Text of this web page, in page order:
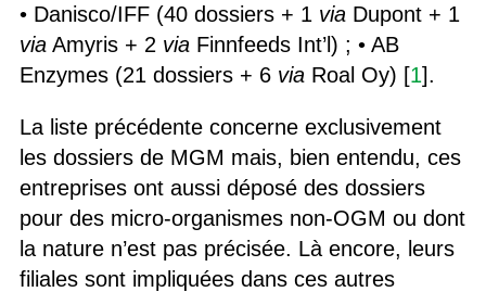
• Danisco/IFF (40 dossiers + 1 viaDupont + 1
viaAmyris + 2 viaFinnfeeds Int’l) ; • AB
Enzymes (21 dossiers + 6 viaRoal Oy) [1].
La liste précédente concerne exclusivement
les dossiers de MGM mais, bien entendu, ces
entreprises ont aussi déposé des dossiers
pour des micro-organismes non-OGM ou dont
la nature n’est pas précisée. Là encore, leurs
filiales sont impliquées dans ces autres